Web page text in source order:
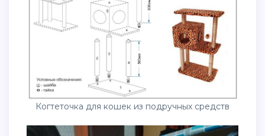
Когтеточка для кошек из подручных средств